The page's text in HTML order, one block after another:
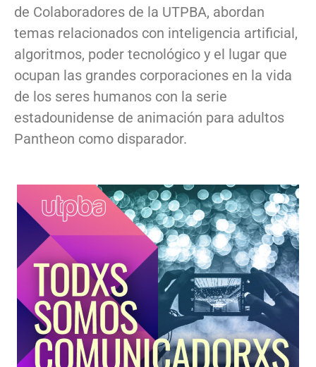
de Colaboradores de la UTPBA, abordan
temas relacionados con inteligencia artificial,
algoritmos, poder tecnológico y el lugar que
ocupan las grandes corporaciones en la vida
de los seres humanos con la serie
estadounidense de animación para adultos
Pantheon como disparador.